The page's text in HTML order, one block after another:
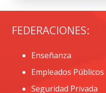
FEDERACIONES:
Enseñanza
Empleados Públicos
Seguridad Privada